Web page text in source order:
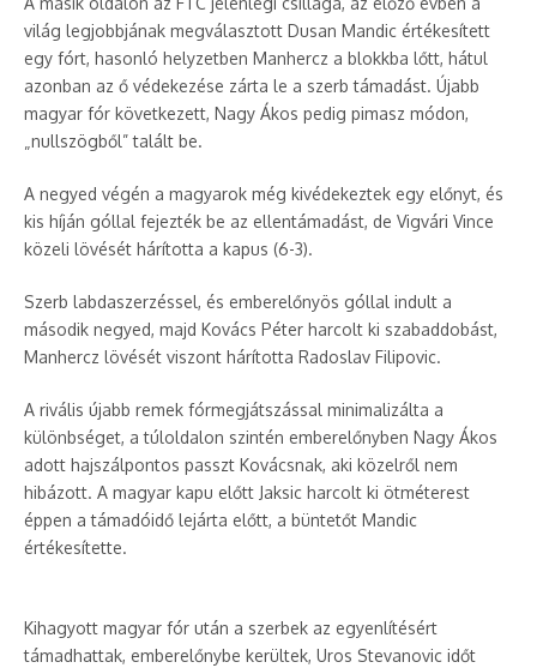
világ legjobbjának megválasztott Dusan Mandic értékesített
egy fórt, hasonló helyzetben Manhercz a blokkba lőtt, hátul
azonban az ő védekezése zárta le a szerb támadást. Újabb
magyar fór következett, Nagy Ákos pedig pimasz módon,
„nullszögből” talált be.
A negyed végén a magyarok még kivédekeztek egy előnyt, és
kis híján góllal fejezték be az ellentámadást, de Vigvári Vince
közeli lövését hárította a kapus (6-3).
Szerb labdaszerzéssel, és emberelőnyös góllal indult a
második negyed, majd Kovács Péter harcolt ki szabaddobást,
Manhercz lövését viszont hárította Radoslav Filipovic.
A rivális újabb remek fórmegjátszással minimalizálta a
különbséget, a túloldalon szintén emberelőnyben Nagy Ákos
adott hajszálpontos passzt Kovácsnak, aki közelről nem
hibázott. A magyar kapu előtt Jaksic harcolt ki ötméterest
éppen a támadóidő lejárta előtt, a büntetőt Mandic
értékesítette.
Kihagyott magyar fór után a szerbek az egyenlítésért
támadhattak, emberelőnybe kerültek, Uros Stevanovic időt